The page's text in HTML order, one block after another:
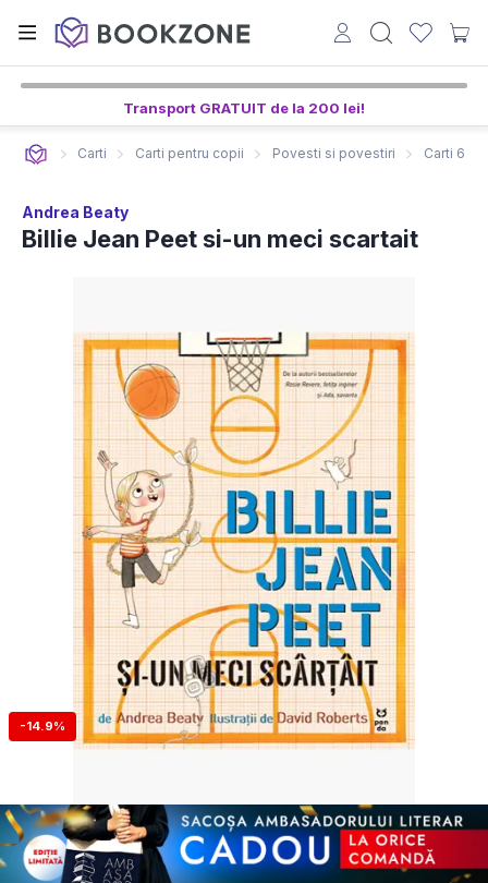
Transport GRATUIT de la 200 lei!
Carti Carti pentru copii Povesti si povestiri Carti 6-8
Andrea Beaty
Billie Jean Peet si-un meci scartait
-14.9%